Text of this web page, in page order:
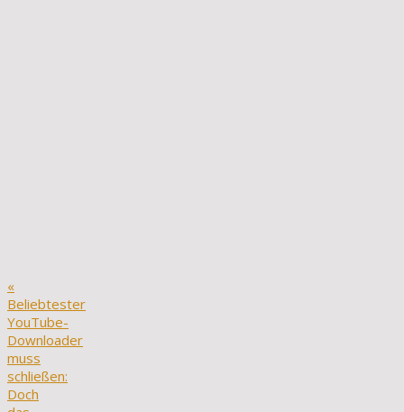
«
Beliebtester
YouTube-
Downloader
muss
schließen:
Doch